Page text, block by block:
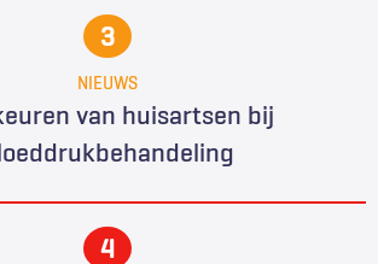
NIEUWS
van huisartsen bij